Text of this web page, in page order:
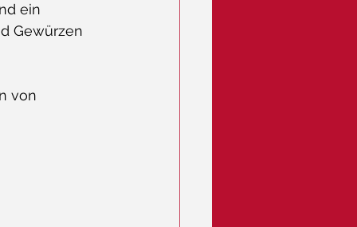
ein
Gewürzen
von